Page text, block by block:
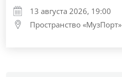
13 августа 2026, 19:00
Пространство «МузПорт»